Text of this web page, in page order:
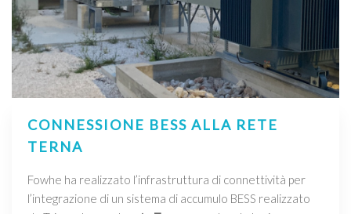
CONNESSIONE BESS ALLA RETE
TERNA
Fowhe ha realizzato l’infrastruttura di connettività per
l’integrazione di un sistema di accumulo BESS realizzato